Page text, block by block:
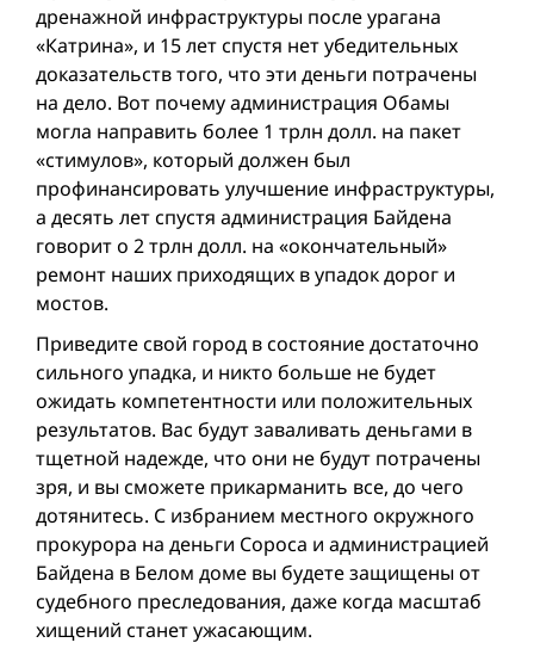
дренажной инфраструктуры после урагана
«Катрина», и 15 лет спустя нет убедительных
доказательств того, что эти деньги потрачены
на дело. Вот почему администрация Обамы
могла направить более 1 трлн долл. на пакет
«стимулов», который должен был
профинансировать улучшение инфраструктуры,
а десять лет спустя администрация Байдена
говорит о 2 трлн долл. на «окончательный»
ремонт наших приходящих в упадок дорог и
мостов.
Приведите свой город в состояние достаточно
сильного упадка, и никто больше не будет
ожидать компетентности или положительных
результатов. Вас будут заваливать деньгами в
тщетной надежде, что они не будут потрачены
зря, и вы сможете прикарманить все, до чего
дотянитесь. С избранием местного окружного
прокурора на деньги Сороса и администрацией
Байдена в Белом доме вы будете защищены от
судебного преследования, даже когда масштаб
хищений станет ужасающим.